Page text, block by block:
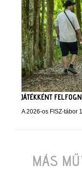
JÁTÉKKÉNT
A 2026-os FISZ-tábor
MÁS